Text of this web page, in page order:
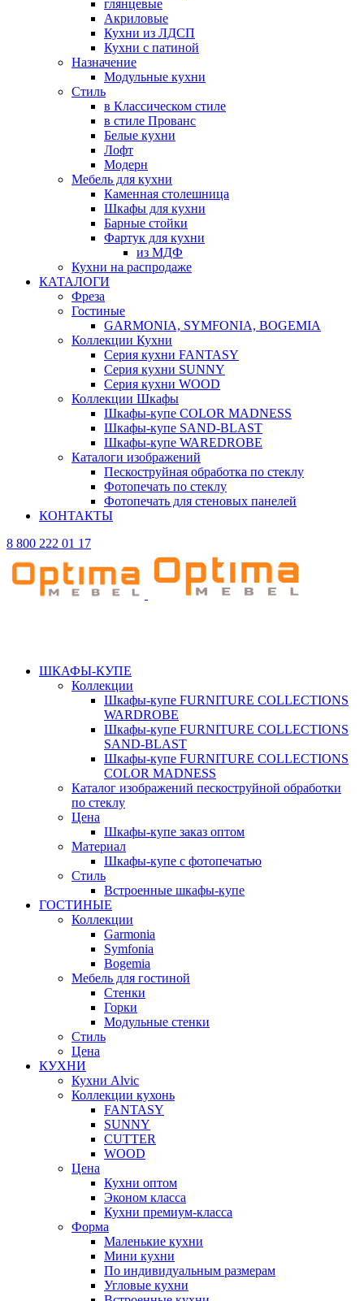
глянцевые
Акриловые
Кухни из ЛДСП
Кухни с патиной
Назначение
Модульные кухни
Стиль
в Классическом стиле
в стиле Прованс
Белые кухни
Лофт
Модерн
Мебель для кухни
Каменная столешница
Шкафы для кухни
Барные стойки
Фартук для кухни
из МДФ
Кухни на распродаже
КАТАЛОГИ
Фреза
Гостиные
GARMONIA, SYMFONIA, BOGEMIA
Коллекции Кухни
Серия кухни FANTASY
Серия кухни SUNNY
Серия кухни WOOD
Коллекции Шкафы
Шкафы-купе COLOR MADNESS
Шкафы-купе SAND-BLAST
Шкафы-купе WAREDROBE
Каталоги изображений
Пескоструйная обработка по стеклу
Фотопечать по стеклу
Фотопечать для стеновых панелей
КОНТАКТЫ
8 800 222 01 17
ШКАФЫ-КУПЕ
Коллекции
Шкафы-купе FURNITURE COLLECTIONS
WARDROBE
Шкафы-купе FURNITURE COLLECTIONS
SAND-BLAST
Шкафы-купе FURNITURE COLLECTIONS
COLOR MADNESS
Каталог изображений пескоструйной обработки
по стеклу
Цена
Шкафы-купе заказ оптом
Материал
Шкафы-купе с фотопечатью
Стиль
Встроенные шкафы-купе
ГОСТИНЫЕ
Коллекции
Garmonia
Symfonia
Bogemia
Мебель для гостиной
Стенки
Горки
Модульные стенки
Стиль
Цена
КУХНИ
Кухни Alvic
Коллекции кухонь
FANTASY
SUNNY
CUTTER
WOOD
Цена
Кухни оптом
Эконом класса
Кухни премиум-класса
Форма
Маленькие кухни
Мини кухни
По индивидуальным размерам
Угловые кухни